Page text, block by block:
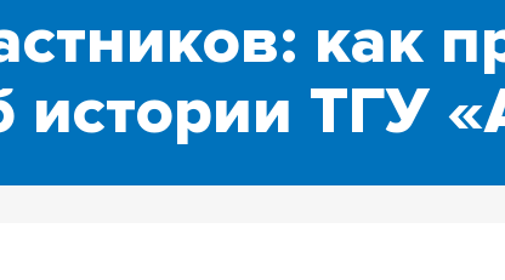
как
истории ТГУ